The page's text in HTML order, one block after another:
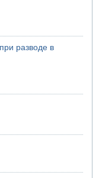
Ливана
разводе в